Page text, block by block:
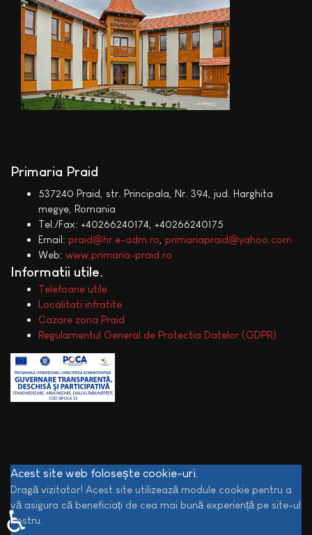
Primaria Praid
537240 Praid, str. Principala, Nr. 394, jud. Harghita
megye, Romania
Tel./Fax: +40266240174, +40266240175
Email: praid@hr.e-adm.ro primariapraid@yahoo.com
Web: www.primaria-praid.ro
Informatii utile
Telefoane utile
Localitati infratite
Cazare zona Praid
Regulamentul General de Protectia Datelor (GDPR)
Acest site web folosește cookie-uri.
Dragă vizitator! Acest site utilizează module cookie pentru a
vă asigura că beneficiați de cea mai bună experiență pe site-ul
nostru.